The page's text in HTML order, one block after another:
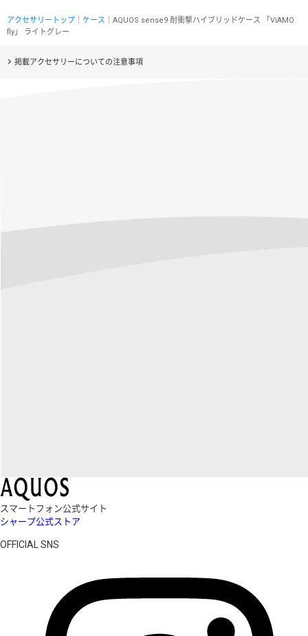
アクセサリートップ ケース ｜AQUOS sense9 耐衝撃ハイブリッドケース 「ViAMO
fly」 ライトグレー
掲載アクセサリーについての注意事項
スマートフォン公式サイト
シャープ公式ストア
OFFICIAL SNS